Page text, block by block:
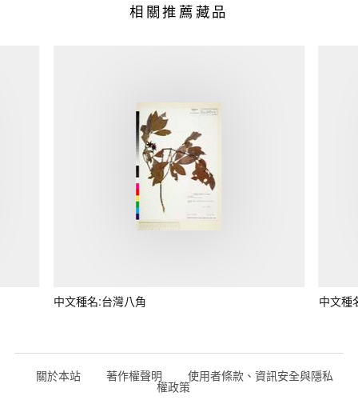
相關推薦藏品
中文種名:台灣八角 中文種
關於本站 著作權聲明 使用者條款、資訊安全與隱私
權政策